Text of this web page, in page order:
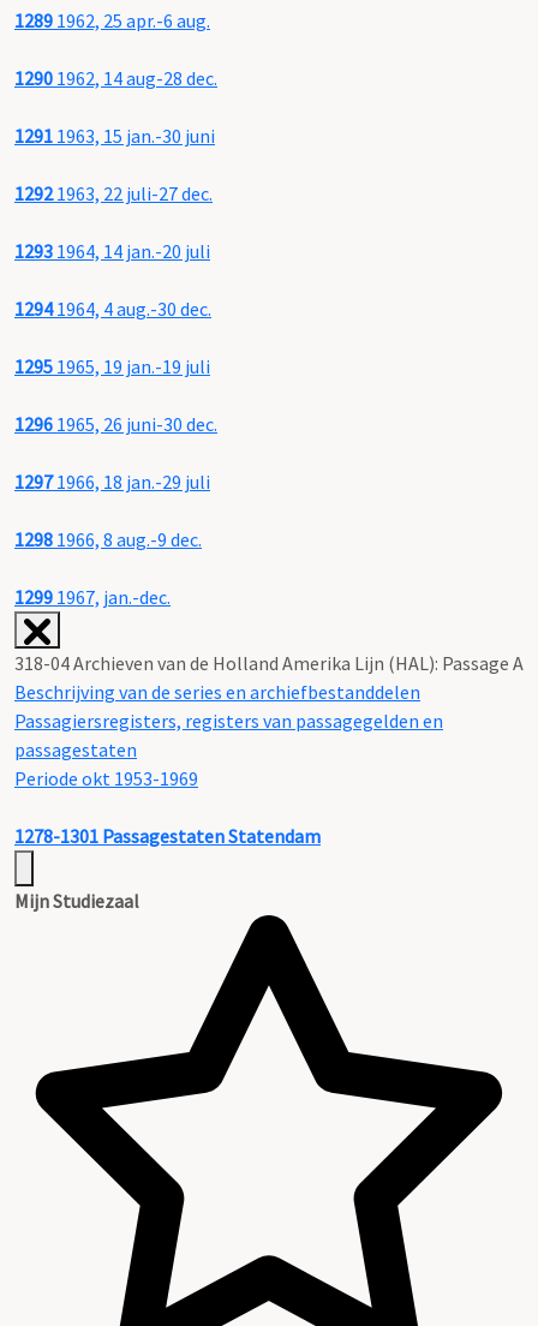
1289 1962, 25 apr.-6 aug.
1290 1962, 14 aug-28 dec.
1291 1963, 15 jan.-30 juni
12921963, 22 juli-27 dec.
1293 1964, 14 jan.-20 juli
12941964, 4 aug.-30 dec.
1295 1965, 19 jan.-19 juli
1296 1965, 26 juni-30 dec.
12971966, 18 jan.-29 juli
1298 1966, 8 aug.-9 dec.
1299 1967, jan.-dec.
318-04 Archieven van de Holland Amerika Lijn (HAL): Passage A
Beschrijving van de series en archiefbestanddelen
Passagiersregisters, registers van passagegelden en
passagestaten
Periode okt 1953-1969
1278-1301 Passagestaten Statendam
Mijn Studiezaal